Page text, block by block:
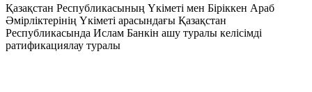
Қазақстан Республикасының Үкіметі мен Біріккен Араб
Әмірліктерінің Үкіметі арасындағы Қазақстан
Республикасында Ислам Банкін ашу туралы келісімді
ратификациялау туралы